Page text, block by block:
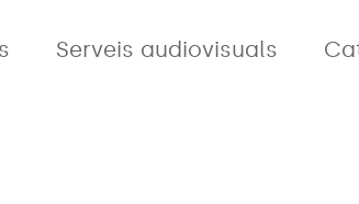
Serveis audiovisuals